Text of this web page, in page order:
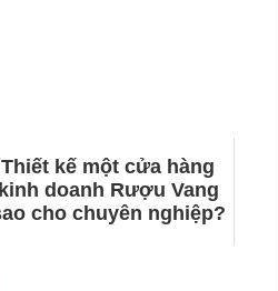
Thiết kế một cửa hàng
kinh doanh Rượu Vang
cho chuyên nghiệp?